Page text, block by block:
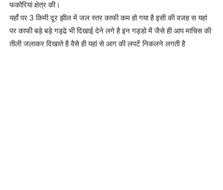
फकोरियां क्षेत्र की।
यहाँ पर 3 किमी दूर झील में जल स्तर काफी कम हो गया है इसी की वजह स यहां
पर काफी बड़े बड़े गड्ढे भी दिखाई देने लगे है इन गड्डो में जैसे ही आप माचिस की
तीली जलाकर दिखाते है वैसे ही यहां से आग की लपटें निकलने लगती है